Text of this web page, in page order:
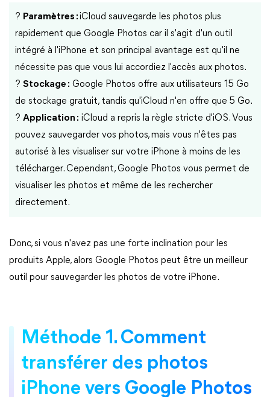
? Paramètres :iCloud sauvegarde les photos plus
rapidement que Google Photos car il s'agit d'un outil
intégré à l'iPhone et son principal avantage est qu'il ne
nécessite pas que vous lui accordiez l'accès aux photos.
? Stockage : Google Photos offre aux utilisateurs 15 Go
de stockage gratuit, tandis qu'iCloud n'en offre que 5 Go.
? Application : iCloud a repris la règle stricte d'iOS. Vous
pouvez sauvegarder vos photos, mais vous n'êtes pas
autorisé à les visualiser sur votre iPhone à moins de les
télécharger. Cependant, Google Photos vous permet de
visualiser les photos et même de les rechercher
directement.
Donc, si vous n'avez pas une forte inclination pour les
produits Apple, alors Google Photos peut être un meilleur
outil pour sauvegarder les photos de votre iPhone.
Méthode 1. Comment
transférer des photos
iPhone vers Google Photos